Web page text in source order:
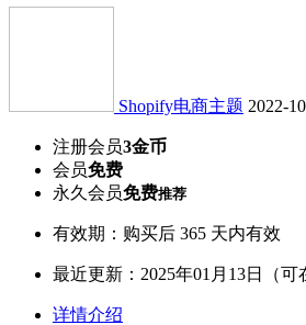
Shopify电商主题 2022-
注册会员3金币
会员免费
永久会员免费推荐
有效期：购买后 365 天内有效
最近更新：2025年01月13日（可
详情介绍